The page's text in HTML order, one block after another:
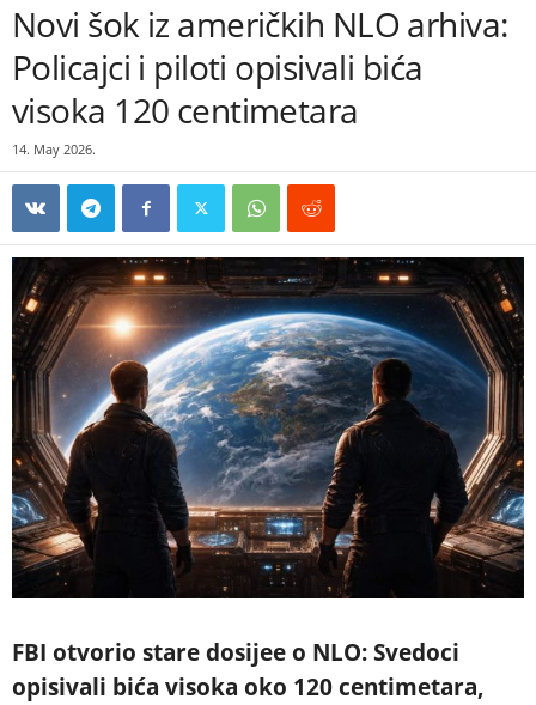
Novi šok iz američkih NLO arhiva:
Policajci i piloti opisivali bića
visoka 120 centimetara
14. May 2026.
FBI otvorio stare dosijee o NLO: Svedoci
opisivali bića visoka oko 120 centimetara,